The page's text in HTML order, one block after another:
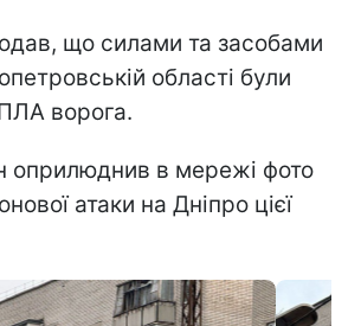
що силами та засобами
області були
ворога.
оприлюднив в мережі фото
атаки на Дніпро цієї